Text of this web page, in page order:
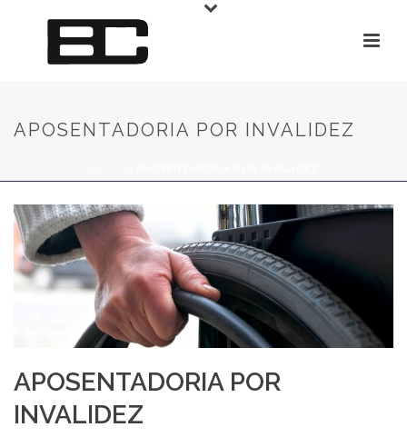
APOSENTADORIA POR INVALIDEZ
APOSENTADORIA POR
INVALIDEZ